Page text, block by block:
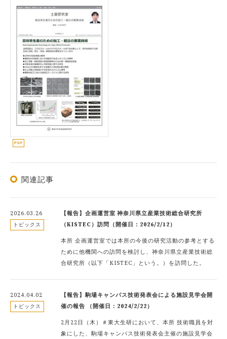
関連記事
2026.03.26
トピックス
【報告】企画運営室 神奈川県立産業技術総合研究所
（KISTEC）訪問（開催日：2026/2/12）
本所 企画運営室では本所の今後の研究活動の参考とする
ために他機関への訪問を検討し、神奈川県立産業技術総
合研究所（以下「KISTEC」という。）を訪問した。
2024.04.02
トピックス
【報告】駒場キャンパス技術発表会による施設見学会開
催の報告 （開催日：2024/2/22）
2月22日（木）＃東大生研において、本所 技術職員を対
象にした、駒場キャンパス技術発表会主催の施設見学会